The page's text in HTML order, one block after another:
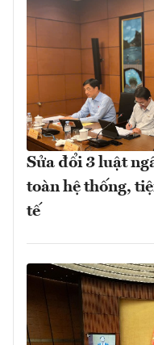
Sửa đổi 3 luật
toàn hệ thống,
tế